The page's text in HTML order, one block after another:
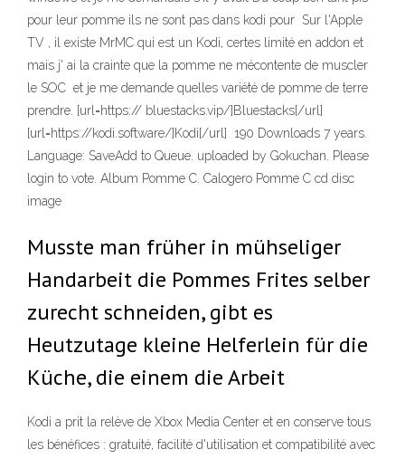
pour leur pomme ils ne sont pas dans kodi pour Sur l'Apple
TV , il existe MrMC qui est un Kodi, certes limité en addon et
mais j' ai la crainte que la pomme ne mécontente de muscler
le SOC et je me demande quelles variété de pomme de terre
prendre. [url=https:// bluestacks.vip/]Bluestacks[/url]
[url=https://kodi.software/]Kodi[/url] 190 Downloads 7 years.
Language: SaveAdd to Queue. uploaded by Gokuchan. Please
login to vote. Album Pomme C. Calogero Pomme C cd disc
image
Musste man früher in mühseliger
Handarbeit die Pommes Frites selber
zurecht schneiden, gibt es
Heutzutage kleine Helferlein für die
Küche, die einem die Arbeit
Kodi a prit la relève de Xbox Media Center et en conserve tous
les bénéfices : gratuité, facilité d'utilisation et compatibilité avec